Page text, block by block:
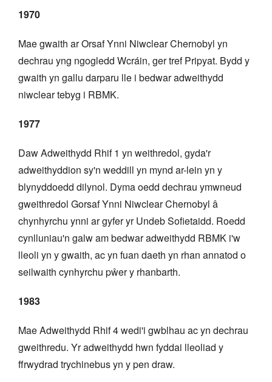
1970
Mae gwaith ar Orsaf Ynni Niwclear Chernobyl yn
dechrau yng ngogledd Wcráin, ger tref Pripyat. Bydd y
gwaith yn gallu darparu lle i bedwar adweithydd
niwclear tebyg i RBMK.
1977
Daw Adweithydd Rhif 1 yn weithredol, gyda'r
adweithyddion sy'n weddill yn mynd ar-lein yn y
blynyddoedd dilynol. Dyma oedd dechrau ymwneud
gweithredol Gorsaf Ynni Niwclear Chernobyl â
chynhyrchu ynni ar gyfer yr Undeb Sofietaidd. Roedd
cynlluniau'n galw am bedwar adweithydd RBMK i'w
lleoli yn y gwaith, ac yn fuan daeth yn rhan annatod o
seilwaith cynhyrchu pŵer y rhanbarth.
1983
Mae Adweithydd Rhif 4 wedi'i gwblhau ac yn dechrau
gweithredu. Yr adweithydd hwn fyddai lleoliad y
ffrwydrad trychinebus yn y pen draw.